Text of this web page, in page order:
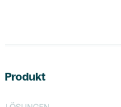
Produkt